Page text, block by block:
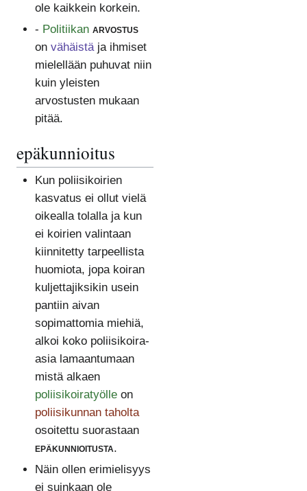
ole kaikkein korkein.
- Politiikan arvostus
on vähäistäja ihmiset
mielellään puhuvat niin
kuin yleisten
arvostusten mukaan
pitää.
epäkunnioitus
Kun poliisikoirien
kasvatus ei ollut vielä
oikealla tolalla ja kun
ei koirien valintaan
kiinnitetty tarpeellista
huomiota, jopa koiran
kuljettajiksikin usein
pantiin aivan
sopimattomia miehiä,
alkoi koko poliisikoira-
asia lamaantumaan
mistä alkaen
poliisikoiratyölleon
poliisikunnan taholta
osoitettu suorastaan
epäkunnioitusta.
Näin ollen erimielisyys
ei suinkaan ole